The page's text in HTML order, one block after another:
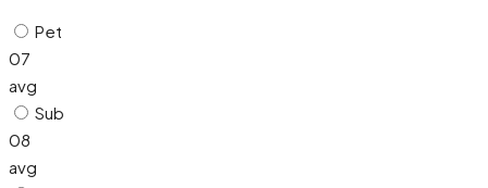
Pet
07
avg
Sub
08
avg